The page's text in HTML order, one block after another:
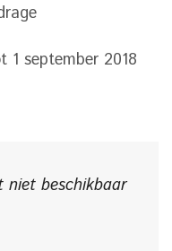
1 september 2018
niet beschikbaar